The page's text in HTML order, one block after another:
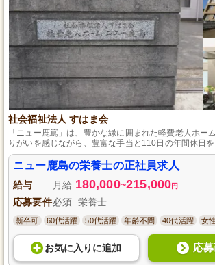
社会福祉法人 すはま会
「ニュー鹿嶌」は、豊かな緑に囲まれた軽費老人ホー
りがいを感じながら、豊富な手当と110日の年間休日
力を持って働ける環境を整えています。
ニュー鹿島の栄養士の正社員求人
給与 月給 180,000~215,000円
応募要件必須: 栄養士
新卒可 60代活躍 50代活躍 年齢不問 40代活躍 女
お気に入り に追加 応